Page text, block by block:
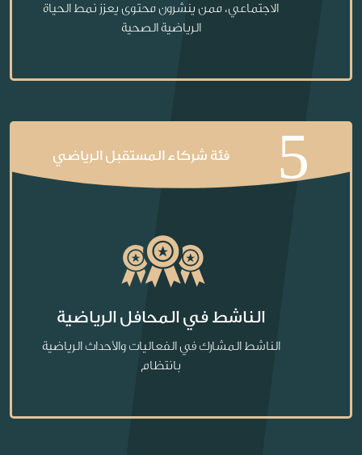
الاجتماعي، ممن ينشرون محتوى يعزز نمط الحياة
الرياضية الصحية
5 فئة شركاء المستقبل الرياضي
الناشط في المحافل الرياضية
الناشط المشارك في الفعاليات والأحداث الرياضية
بانتظام